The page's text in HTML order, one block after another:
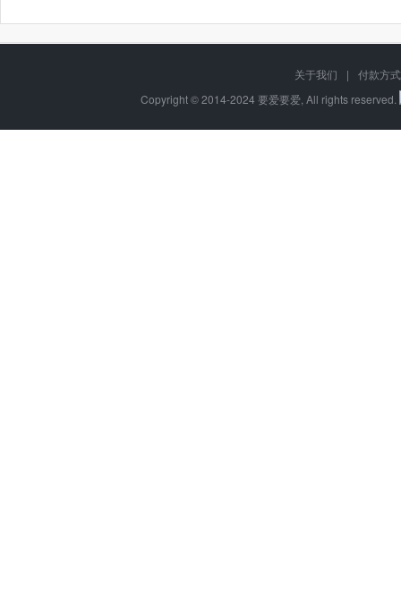
关于我们 |
付款方式
Copyright © 2014-2024 要爱要爱, All rights reserved.